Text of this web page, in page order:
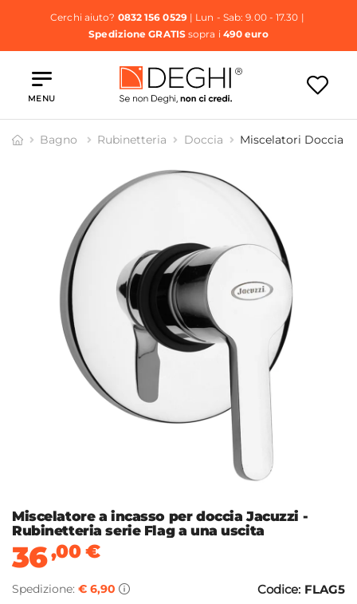
Cerchi aiuto? 0832 156 0529| Lun - Sab: 9.00 - 17.30 |
Spedizione GRATISsopra i 490 euro
MENU
Bagno Rubinetteria Doccia Miscelatori Doccia
Miscelatore a incasso per doccia Jacuzzi -
Rubinetteria serie Flag a una uscita
36,00€
Spedizione: € 6,90 Codice: FLAG5